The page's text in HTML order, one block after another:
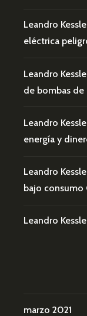
Leandro
eléctrica
Leandro
de bombas de
Leandro
energía y
Leandro
bajo consumo
Leandro
marzo 2021